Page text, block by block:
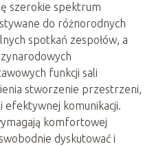
szerokie spektrum
do różnorodnych
spotkań zespołów, a
funkcji sali
stworzenie przestrzeni,
efektywnej komunikacji.
komfortowej
dyskutować i